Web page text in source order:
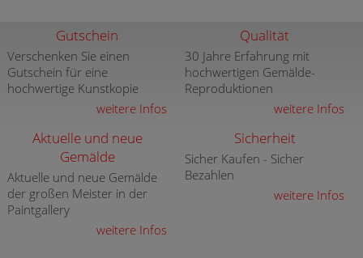
Gutschein
Verschenken Sie einen
Gutschein für eine
hochwertige Kunstkopie
weitere Infos
Qualität
30 Jahre Erfahrung mit
hochwertigen Gemälde-
Reproduktionen
weitere Infos
Aktuelle und neue
Gemälde
Aktuelle und neue Gemälde
der großen Meister in der
Paintgallery
weitere Infos
Sicherheit
Sicher Kaufen - Sicher
Bezahlen
weitere Infos